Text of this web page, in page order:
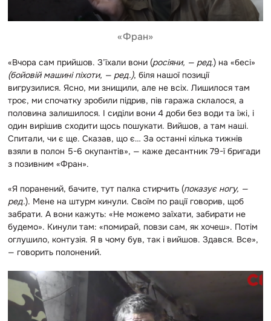
«Фран»
«Вчора сам прийшов. З’їхали вони (росіяни, — ред.) на «бесі»
(бойовій машині піхоти, — ред.), біля нашої позиції
вигрузилися. Ясно, ми знищили, але не всіх. Лишилося там
троє, ми спочатку зробили підрив, пів гаража склалося, а
половина залишилося. І сиділи вони 4 доби без води та їжі, і
один вирішив сходити щось пошукати. Вийшов, а там наші.
Спитали, чи є ще. Сказав, що є… За останні кілька тижнів
взяли в полон 5-6 окупантів», — каже десантник 79-ї бригади
з позивним «Фран».
«Я поранений, бачите, тут палка стирчить (показує ногу, —
ред.). Мене на штурм кинули. Своїм по рації говорив, щоб
забрати. А вони кажуть: «Не можемо заїхати, забирати не
будемо». Кинули там: «помирай, повзи сам, як хочеш». Потім
оглушило, контузія. Я в чому був, так і вийшов. Здався. Все»,
— говорить полонений.